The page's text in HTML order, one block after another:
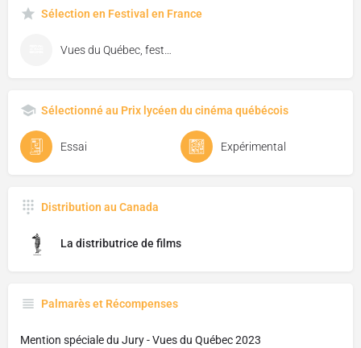
Sélection en Festival en France
Vues du Québec, festival de cinéma de Florac
Sélectionné au Prix lycéen du cinéma québécois
Essai Expérimental
Distribution au Canada
La distributrice de films
Palmarès et Récompenses
Mention spéciale du Jury - Vues du Québec 2023